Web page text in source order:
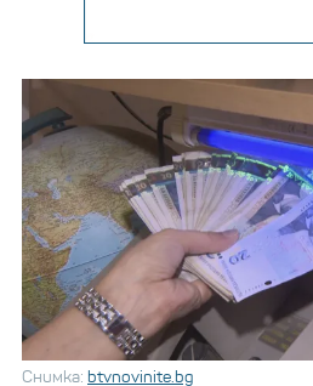
Снимка: btvnovinite.bg